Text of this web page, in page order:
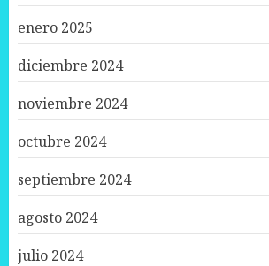
enero 2025
diciembre 2024
noviembre 2024
octubre 2024
septiembre 2024
agosto 2024
julio 2024